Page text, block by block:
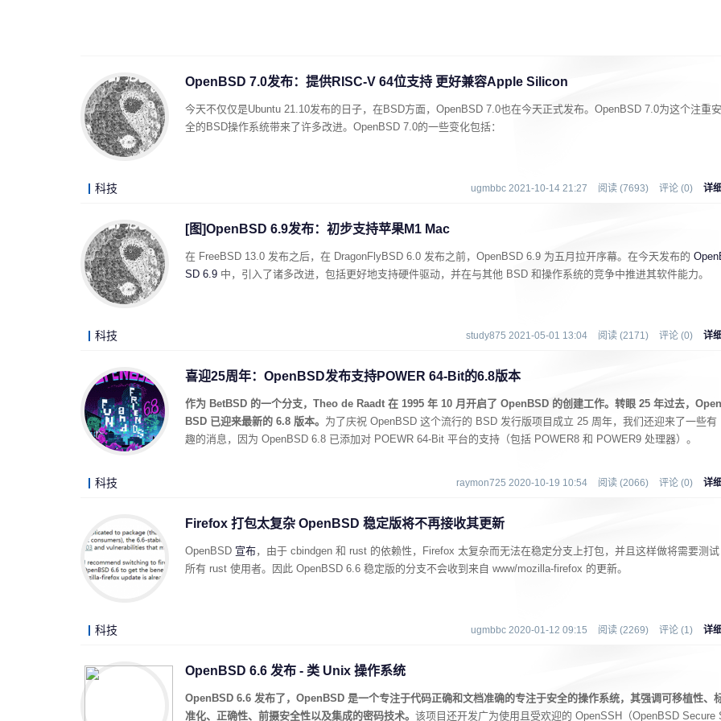
OpenBSD 7.0发布：提供RISC-V 64位支持 更好兼容Apple Silicon
今天不仅仅是Ubuntu 21.10发布的日子，在BSD方面，OpenBSD 7.0也在今天正式发布。OpenBSD 7.0为这个注重安
全的BSD操作系统带来了许多改进。OpenBSD 7.0的一些变化包括：
科技 ugmbbc 2021-10-14 21:27 阅读 (7693) 评论 (0) 详
[图]OpenBSD 6.9发布：初步支持苹果M1 Mac
在 FreeBSD 13.0 发布之后，在 DragonFlyBSD 6.0 发布之前，OpenBSD 6.9 为五月拉开序幕。在今天发布的
SD 6.9 中，引入了诸多改进，包括更好地支持硬件驱动，并在与其他 BSD 和操作系统的竞争中推进其软件能力。
科技 study875 2021-05-01 13:04 阅读 (2171) 评论 (0) 详
喜迎25周年：OpenBSD发布支持POWER 64-Bit的6.8版本
作为 BetBSD 的一个分支，Theo de Raadt 在 1995 年 10 月开启了 OpenBSD 的创建工作。转眼 25 年过去，Open
BSD 已迎来最新的 6.8 版本。 为了庆祝 OpenBSD 这个流行的 BSD 发行版项目成立 25 周年，我们还迎来了一些有
趣的消息，因为 OpenBSD 6.8 已添加对 POEWR 64-Bit 平台的支持（包括 POWER8 和 POWER9 处理器）。
科技 raymon725 2020-10-19 10:54 阅读 (2066) 评论 (0) 详
Firefox 打包太复杂 OpenBSD 稳定版将不再接收其更新
OpenBSD 宣布，由于 cbindgen 和 rust 的依赖性，Firefox 太复杂而无法在稳定分支上打包，并且这样做将需要测试
所有 rust 使用者。因此 OpenBSD 6.6 稳定版的分支不会收到来自 www/mozilla-firefox 的更新。
科技 ugmbbc 2020-01-12 09:15 阅读 (2269) 评论 (1) 详
OpenBSD 6.6 发布 - 类 Unix 操作系统
OpenBSD 6.6 发布了，OpenBSD 是一个专注于代码正确和文档准确的专注于安全的操作系统，其强调可移植性、
准化、正确性、前摄安全性以及集成的密码技术。 该项目还开发广为使用且受欢迎的 OpenSSH（OpenBSD Secure